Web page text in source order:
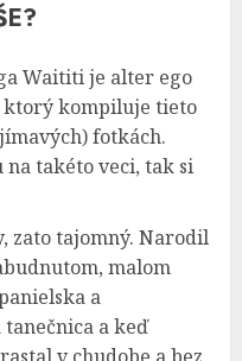
Waititi je alter ego
ktorý kompiluje tieto
fotkách.
takéto veci, tak si
zato tajomný. Narodil
malom
a
a keď